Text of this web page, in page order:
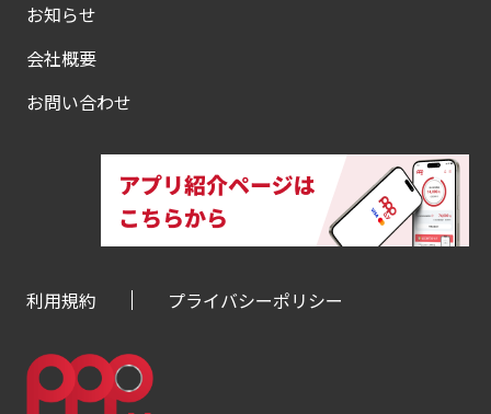
お知らせ
会社概要
お問い合わせ
利用規約 プライバシーポリシー